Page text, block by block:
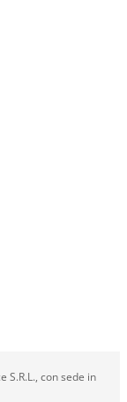
S.R.L., con sede in